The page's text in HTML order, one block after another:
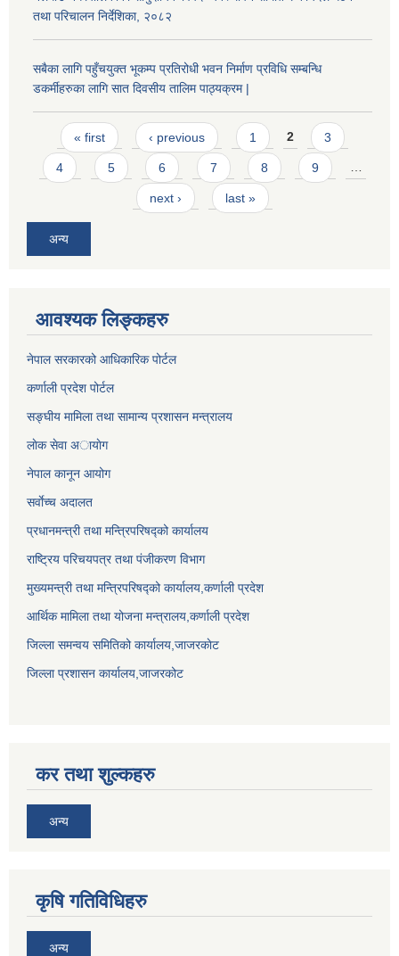
तथा परिचालन निर्देशिका, २०८२
सबैका लागि पहुँचयुक्त भूकम्प प्रतिरोधी भवन निर्माण प्रविधि सम्बन्धि
डकर्मीहरुका लागि सात दिवसीय तालिम पाठ्यक्रम |
Pages
« first ‹ previous 1 2 3
4 5 6 7 8 9 …
next › last »
अन्य
आवश्यक लिङ्कहरु
नेपाल सरकारको आधिकारिक पोर्टल
कर्णाली प्रदेश पोर्टल
सङ्घीय मामिला तथा सामान्य प्रशासन मन्त्रालय
लाेक सेवा अायाेग
नेपाल कानून आयोग
सर्वाेच्च अदालत
प्रधानमन्त्री तथा मन्त्रिपरिषद्को कार्यालय
राष्ट्रिय परिचयपत्र तथा पंजीकरण विभाग
मुख्यमन्त्री तथा मन्त्रिपरिषद्को कार्यालय,कर्णाली प्रदेश
आर्थिक मामिला तथा योजना मन्त्रालय,कर्णाली प्रदेश
जिल्ला समन्वय समितिको कार्यालय,जाजरकाेट
जिल्ला प्रशासन कार्यालय,जाजरकोट
कर तथा शुल्कहरु
अन्य
कृषि गतिविधिहरु
अन्य